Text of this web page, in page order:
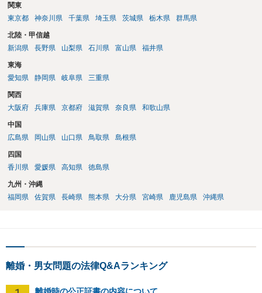
関東
東京都
神奈川県 千葉県 埼玉県 茨城県 栃木県 群馬県
北陸・甲信越
新潟県
長野県 山梨県 石川県 富山県 福井県
東海
愛知県
静岡県 岐阜県 三重県
関西
大阪府
兵庫県 京都府 滋賀県 奈良県 和歌山県
中国
広島県
岡山県 山口県 鳥取県 島根県
四国
香川県
愛媛県 高知県 徳島県
九州・沖縄
福岡県
佐賀県 長崎県 熊本県 大分県 宮崎県 鹿児島県 沖縄県
離婚・男女問題の法律Q&Aランキング